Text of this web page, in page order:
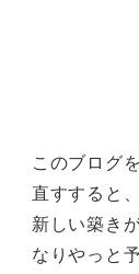
このブログ
直すすると
新しい築き
なりやっと